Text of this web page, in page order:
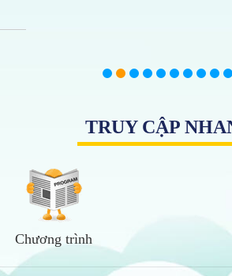
TRUY CẬP
Chương trình